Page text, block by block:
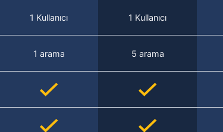
1 Kullanıcı 1 Kullanıcı
1 arama 5 arama